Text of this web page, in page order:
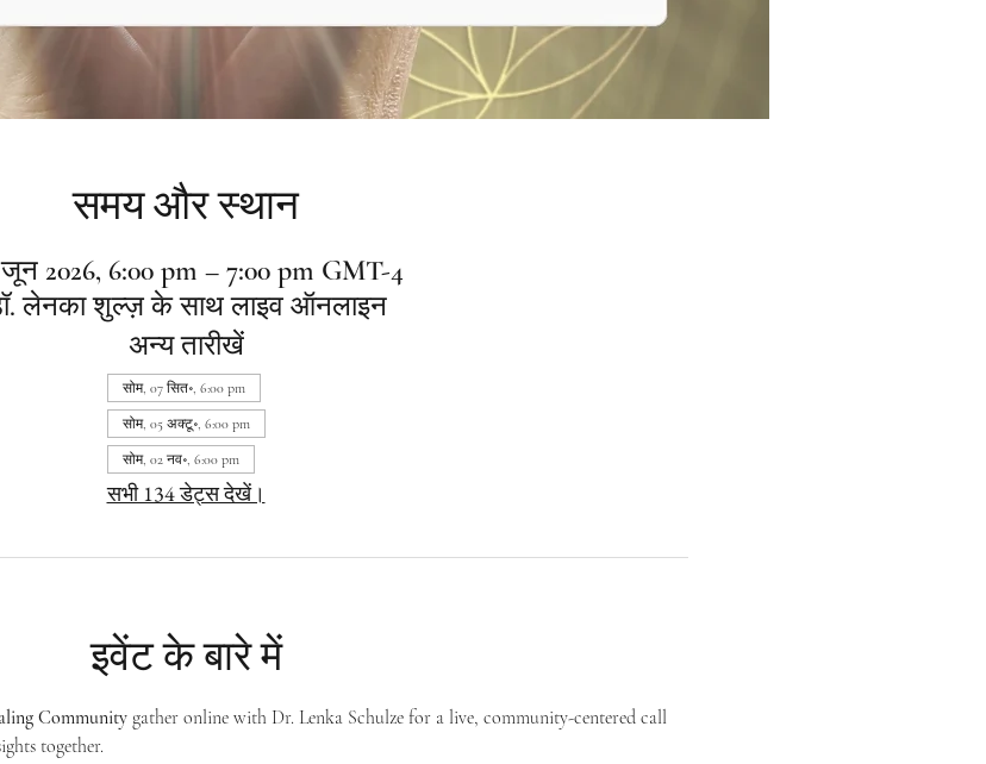
समय और स्थान
2026, 6:00 pm – 7:00 pm GMT-4
लेनका शुल्ज़ के साथ लाइव ऑनलाइन
अन्य तारीखें
सोम, 07 सित॰, 6:00 pm
सोम, 05 अक्टू॰, 6:00 pm
सोम, 02 नव॰, 6:00 pm
सभी 134 डेट्स देखें।
इवेंट के बारे में
Community gather online with Dr. Lenka Schulze for a live, community-centered call
together.